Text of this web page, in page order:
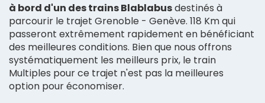
à bord d'un des trains Blablabusdestinés à
parcourir le trajet Grenoble - Genève. 118 Km qui
passeront extrêmement rapidement en bénéficiant
des meilleures conditions. Bien que nous offrons
systématiquement les meilleurs prix, le train
Multiples pour ce trajet n'est pas la meilleures
option pour économiser.